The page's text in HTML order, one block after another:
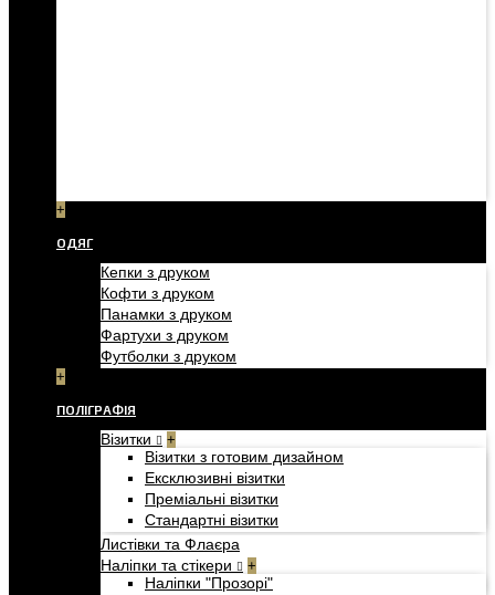
+
ОДЯГ
Кепки з друком
Кофти з друком
Панамки з друком
Фартухи з друком
Футболки з друком
+
ПОЛІГРАФІЯ
Візитки +
Візитки з готовим дизайном
Ексклюзивні візитки
Преміальні візитки
Стандартні візитки
Листівки та Флаєра
Наліпки та стікери
+
Наліпки "Прозорі"